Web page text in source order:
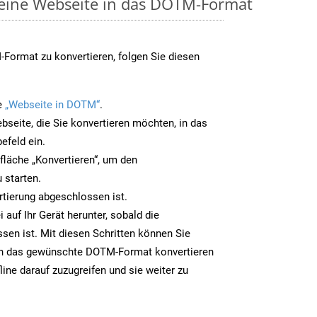
Format zu konvertieren, folgen Sie diesen
„Webseite in DOTM“.
die Sie konvertieren möchten, in das
ein.
„Konvertieren“, um den
starten.
abgeschlossen ist.
auf Ihr Gerät herunter, sobald die
ist. Mit diesen Schritten können Sie
das gewünschte DOTM-Format konvertieren
darauf zuzugreifen und sie weiter zu